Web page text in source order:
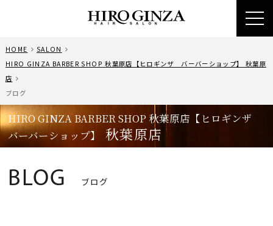
HOME
SALON
HIRO GINZA BARBER SHOP 秋葉原店【ヒロギンザ バーバーショップ】 秋葉原
店
ブログ
HIRO GINZA BARBER SHOP 秋葉原店【ヒロギンザ
バーバーショップ】
秋葉原店
BLOG ブログ